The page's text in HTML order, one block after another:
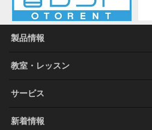
製品情報
教室・レッスン
サービス
新着情報